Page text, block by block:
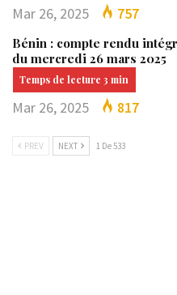
Mar 26, 2025 757
Bénin : compte rendu
du mercredi 26 mars 2025
Mar 26, 2025 817
PREV NEXT 1 De 533